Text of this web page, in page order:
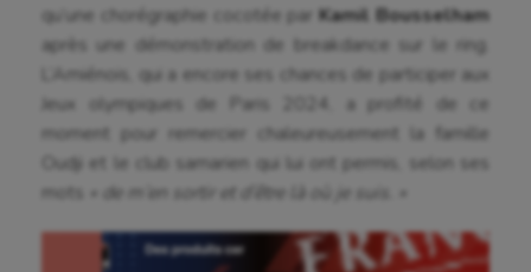
qu’une chorégraphie cocotée parKamil Bousselham
après une démonstration de breakdance sur le ring.
L’Amiénois, qui a encore ses chances de participer aux
Jeux olympiques de Paris 2024, a profité de ce
moment pour remercier chaleureusement la famille
Oudji et le club samarien qui lui ont permis, selon ses
mots
« de m’en sortir et d’être là où je suis. »